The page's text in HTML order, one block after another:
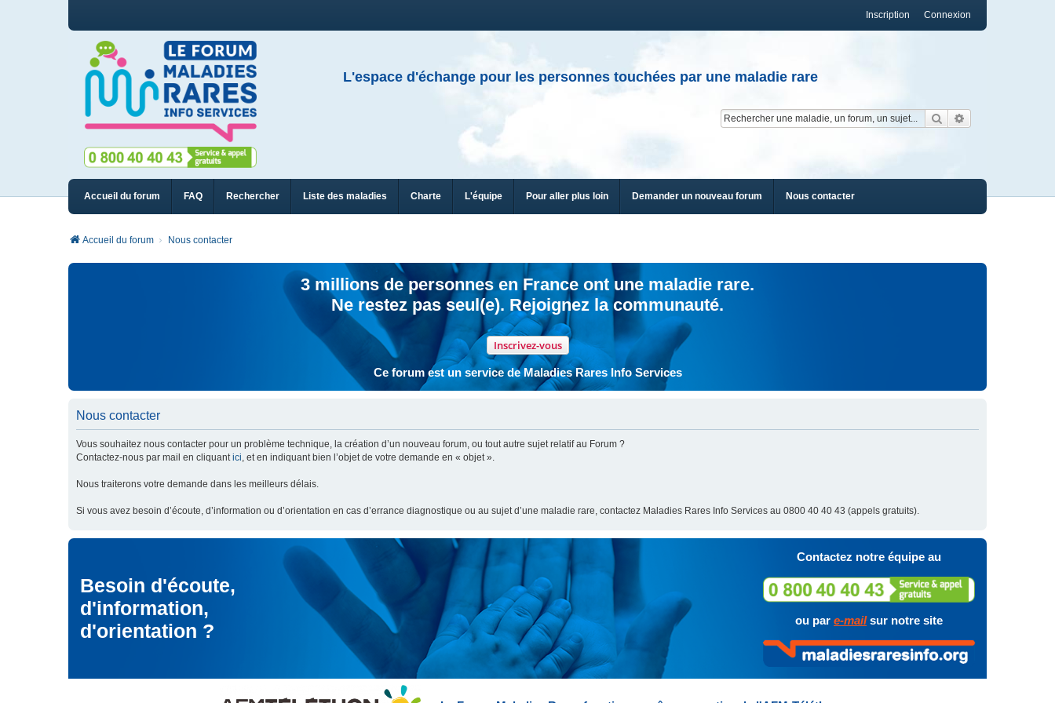
Connexion
Inscription
L'espace d'échange pour les personnes touchées par une maladie rare
Rechercher
Accueil du forum FAQ Rechercher Liste des maladies Charte L'équipe Pour aller plus loin Demander un nouveau forum Nous contacter
Accueil du forum Nous contacter
3 millions de personnes en France ont une maladie rare.
Ne restez pas seul(e). Rejoignez la communauté.
Inscrivez-vous
Ce forum est un service de Maladies Rares Info Services
Nous contacter
Vous souhaitez nous contacter pour un problème technique, la création d’un nouveau forum, ou tout autre sujet relatif au Forum ?
Contactez-nous par mail en cliquantici, et en indiquant bien l’objet de votre demande en « objet ».
Nous traiterons votre demande dans les meilleurs délais.
Si vous avez besoin d’écoute, d’information ou d’orientation en cas d’errance diagnostique ou au sujet d’une maladie rare, contactez Maladies Rares Info Services au 0800 40 40 43 (appels gratuits).
Besoin d'écoute,
d'information,
d'orientation ?
Contactez notre équipe au
ou par e-mailsur notre site